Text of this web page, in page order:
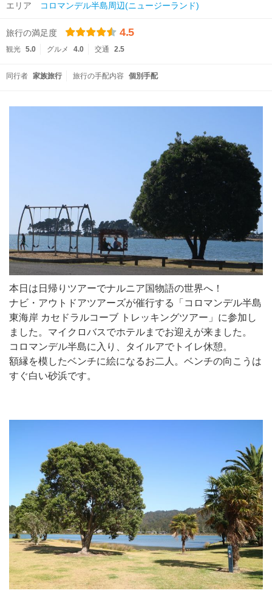
エリア コロマンデル半島周辺(ニュージーランド)
旅行の満足度 4.5
観光 5.0 グルメ 4.0 交通 2.5
同行者 家族旅行 旅行の手配内容 個別手配
本日は日帰りツアーでナルニア国物語の世界へ！
ナビ・アウトドアツアーズが催行する「コロマンデル半島
東海岸 カセドラルコーブ トレッキングツアー」に参加し
ました。マイクロバスでホテルまでお迎えが来ました。
コロマンデル半島に入り、タイルアでトイレ休憩。
額縁を模したベンチに絵になるお二人。ベンチの向こうは
すぐ白い砂浜です。